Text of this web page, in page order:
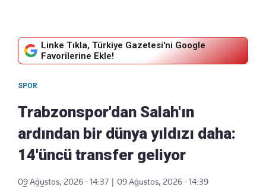
Linke Tıkla, Türkiye Gazetesi'ni Google
Favorilerine Ekle!
SPOR
Trabzonspor'dan Salah'ın
ardından bir dünya yıldızı daha:
14'üncü transfer geliyor
09 Ağustos, 2026 - 14:37
09 Ağustos, 2026 - 14:39